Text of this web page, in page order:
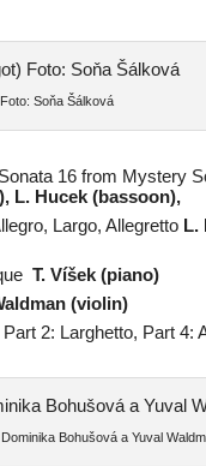
Soňa Šálková
16 from Mystery
L. Hucek (bassoon),
Largo, Allegretto L.
T. Víšek (piano)
(violin)
2: Larghetto, Part 4:
Bohušová a Yuval